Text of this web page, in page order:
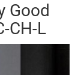
Good
CH-L